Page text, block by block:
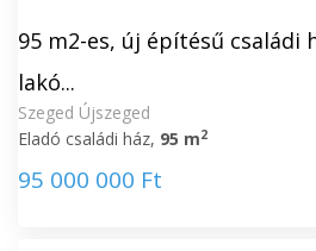
95 m2-es, új építésű családi
lakó...
Szeged Újszeged
Eladó családi ház, 95 m2
95 000 000 Ft